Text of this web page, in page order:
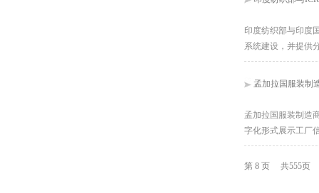
印度纺织部与印度
系统建设，并提供
孟加拉国服装制
孟加拉国服装制造
字化形式展示工厂
第 8 页 共555页